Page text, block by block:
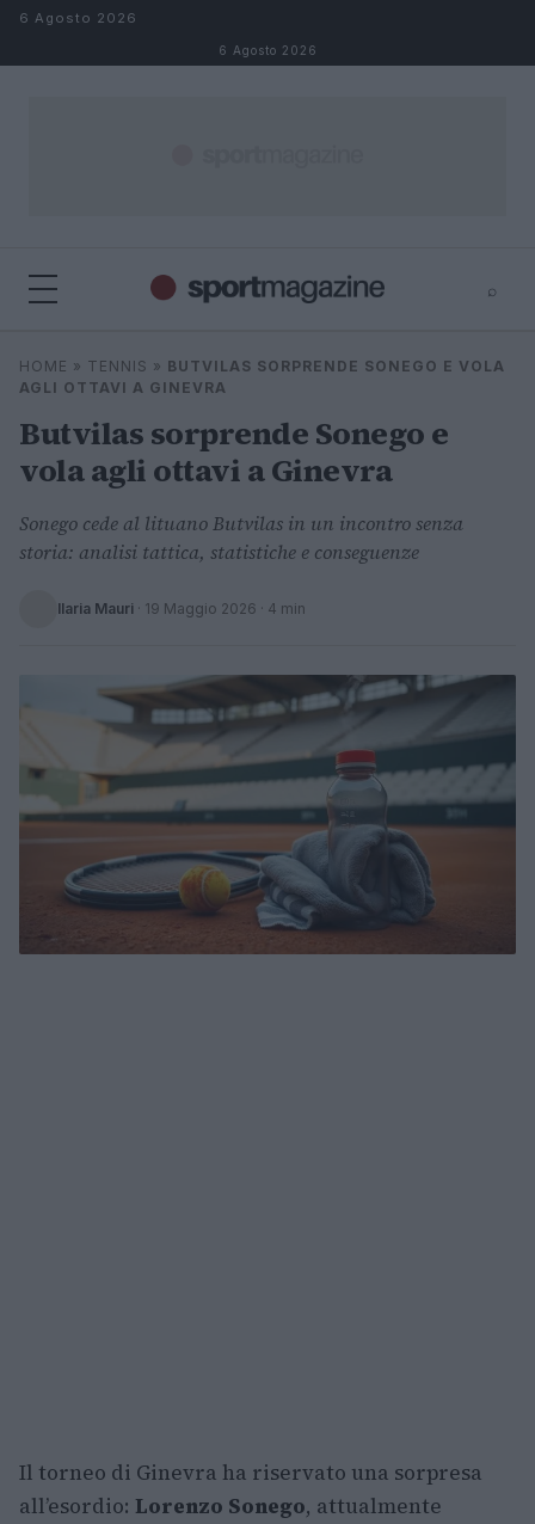
Salta al contenuto
6 Agosto 2026
6 Agosto 2026
⌕
Cerca
⌕ ×
HOME » TENNIS » BUTVILAS SORPRENDE SONEGO E VOLA
AGLI OTTAVI A GINEVRA
Butvilas sorprende Sonego e
vola agli ottavi a Ginevra
Sonego cede al lituano Butvilas in un incontro senza
storia: analisi tattica, statistiche e conseguenze
Ilaria Mauri · 19 Maggio 2026 · 4 min
Il torneo di Ginevra ha riservato una sorpresa
all’esordio: Lorenzo Sonego, attualmente